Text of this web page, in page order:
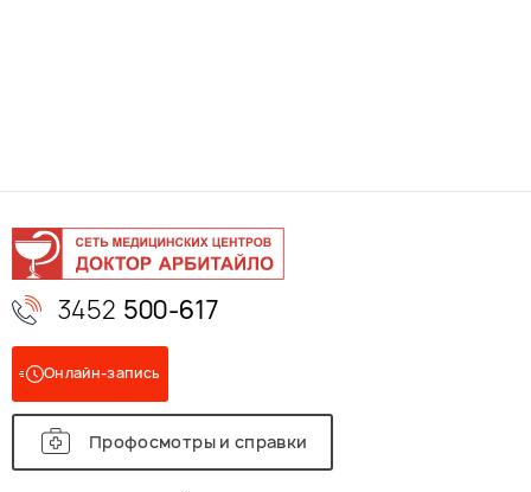
3452 500-617
Онлайн-запись
Профосмотры и справки